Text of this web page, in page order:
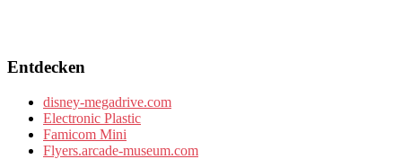
Entdecken
disney-megadrive.com
Electronic Plastic
Famicom Mini
Flyers.arcade-museum.com